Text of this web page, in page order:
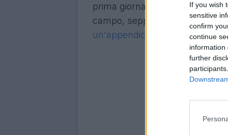
If you wish
sensitive
confirm
continue
information
further
prima giornata del girone di
campo, seppur molto parziale,
un'appendicite acuta